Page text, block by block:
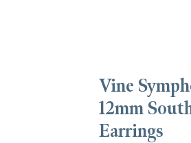
Vine
12mm
Earrings